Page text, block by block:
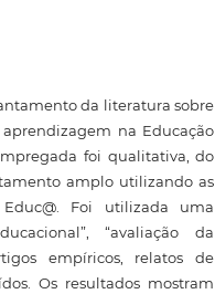
da literatura sobre
na Educação
foi qualitativa, do
amplo utilizando as
Foi utilizada uma
“avaliação da
empíricos, relatos de
Os resultados mostram